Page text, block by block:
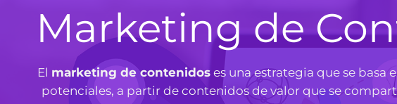
Marketing de
El marketing de contenidos es una estrategia que se basa
potenciales, a partir de contenidos de valor que se